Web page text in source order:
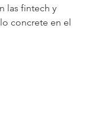
las fintech y
concrete en el